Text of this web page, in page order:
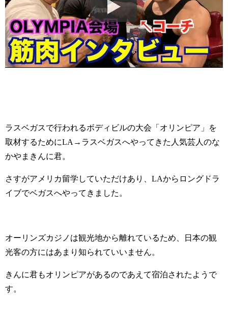
ラスベガスで行われるボディビルの大会「オリンピア」を
取材するためにLA→ラスベガスへやってきた人気芸人のな
かやまきんに君。
さすがアメリカ留学していただけあり、LAからロングドラ
イブでベガスへやってきました。
オーリンズカジノは観光地から離れているため、日本の観
光客の方にはあまり知られていいません。
きんに君もオリンピアがあるのであえて宿泊されたようで
す。